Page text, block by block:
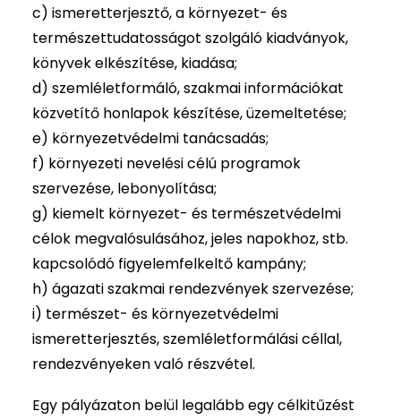
c) ismeretterjesztő, a környezet- és
természettudatosságot szolgáló kiadványok,
könyvek elkészítése, kiadása;
d) szemléletformáló, szakmai információkat
közvetítő honlapok készítése, üzemeltetése;
e) környezetvédelmi tanácsadás;
f) környezeti nevelési célú programok
szervezése, lebonyolítása;
g) kiemelt környezet- és természetvédelmi
célok megvalósulásához, jeles napokhoz, stb.
kapcsolódó figyelemfelkeltő kampány;
h) ágazati szakmai rendezvények szervezése;
i) természet- és környezetvédelmi
ismeretterjesztés, szemléletformálási céllal,
rendezvényeken való részvétel.
Egy pályázaton belül legalább egy célkitűzést